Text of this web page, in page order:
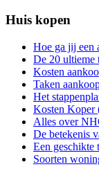
Huis kopen
Hoe ga jij een
De 20 ultieme
Kosten
Taken
Het
Kosten Koper
Alles over
De betekenis
Een geschikte
Soorten